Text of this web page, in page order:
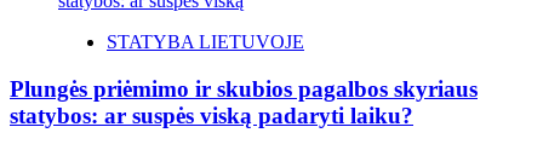
STATYBA LIETUVOJE
Plungės priėmimo ir skubios pagalbos skyriaus
statybos: ar suspės viską padaryti laiku?